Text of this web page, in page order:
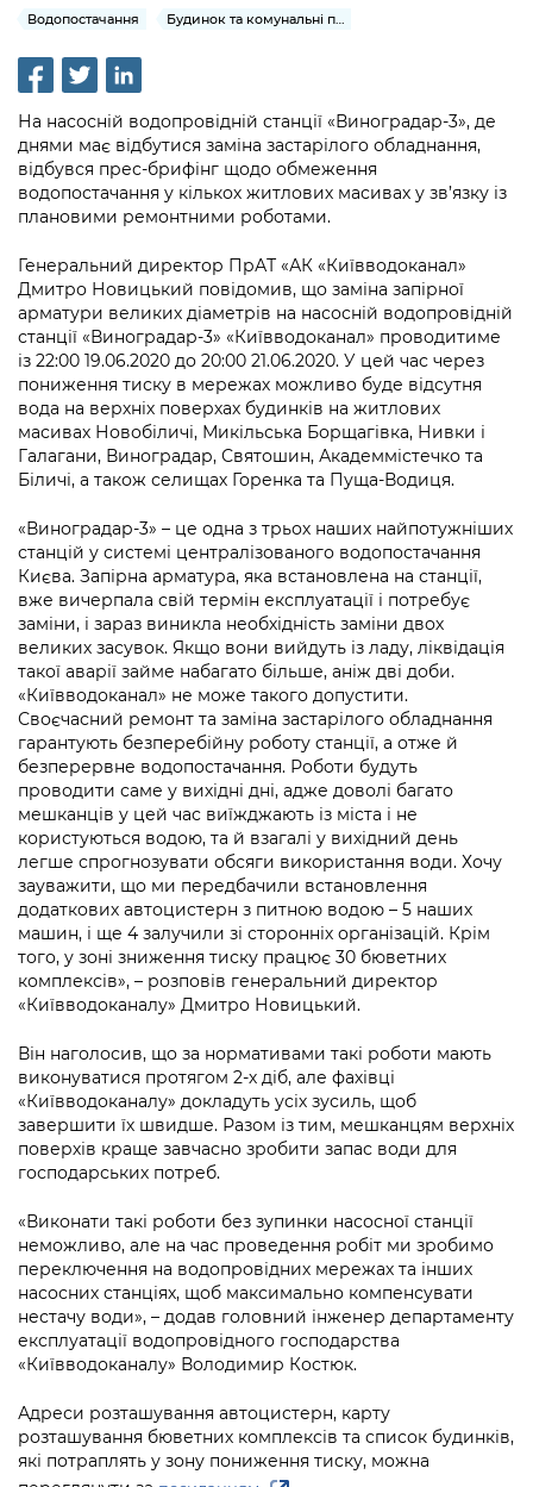
Рішення та розпорядження
Проєкти розпоряджень, що
перебувають на погодженні КМВА
Рішення Київради
Контактна інформація
Вакансії
Статистика
Звернення громадян
Регуляторна діяльність
Промисловість і наука Києва
Підприємства, установи, організації
Kyiv International Relations
Річні звіти
Гендерна політика
Безбар'єрність
Київська міська військова адміністрація
Освіта та навчальні заклади
Дороги, транспорт та парковки
Навколишнє середовище міста
Містобудування та земельні ділянки
Культура, спорт, дозвілля
Бізнес та ліцензування
Фінанси та бюджет
Безпека та правопорядок
Ритуальні послуги
Іноземцям / For foreigners
Пам'ятки культурної спадщини
Портал Захисників та Захисниць
Безбар'єрність
Портал послуг
Міський застосунок Київ Цифровий
Важливе під час воєнного стану
Громадська експертиза
Громадський бюджет
Консультації з громадськістю
Громадська рада
Петиції
Відкритий бюджет
Контактний центр
Допомога учасникам АТО
Рада з питань внутрішньо переміщених
осіб при Київській міській військовій
адміністрації
«Ініціатива «Партнерство «Відкритий
Уряд» – місцевий рівень»
Важливе під час воєнного стану
Інформація з обмеженим доступом
Проекти нормативно-правових та
інших актів
Нормативна база
Питання і відповіді про публічну
інформацію
Порядок оскарження рішень, дій чи
бездіяльності розпорядників інформації
Звіти про опрацювання запитів на
публічну інформацію
Про відкриті дані
Портал даних Києва
Публічні дашборди
Медіагалерея
Підписатися на новини та анонси від
from the KCSA
Порядок акредитації медіа /
Accreditation process
Подати журналістський запит /
Submitting a media request
Зйомки в лікарнях в умовах воєнного
стану / Rules for media coverage of
hospitals at work under martial law
Контакти для медіа / Contacts for mass
media
Водопостачання Будинок та комунальні послуги
На насосній водопровідній станції «Виноградар-3», де
днями має відбутися заміна застарілого обладнання,
відбувся прес-брифінг щодо обмеження
водопостачання у кількох житлових масивах у зв’язку із
плановими ремонтними роботами.
Генеральний директор ПрАТ «АК «Київводоканал»
Дмитро Новицький повідомив, що заміна запірної
арматури великих діаметрів на насосній водопровідній
станції «Виноградар-3» «Київводоканал» проводитиме
із 22:00 19.06.2020 до 20:00 21.06.2020. У цей час через
пониження тиску в мережах можливо буде відсутня
вода на верхніх поверхах будинків на житлових
масивах Новобіличі, Микільська Борщагівка, Нивки і
Галагани, Виноградар, Святошин, Академмістечко та
Біличі, а також селищах Горенка та Пуща-Водиця.
«Виноградар-3» – це одна з трьох наших найпотужніших
станцій у системі централізованого водопостачання
Києва. Запірна арматура, яка встановлена на станції,
вже вичерпала свій термін експлуатації і потребує
заміни, і зараз виникла необхідність заміни двох
великих засувок. Якщо вони вийдуть із ладу, ліквідація
такої аварії займе набагато більше, аніж дві доби.
«Київводоканал» не може такого допустити.
Своєчасний ремонт та заміна застарілого обладнання
гарантують безперебійну роботу станції, а отже й
безперервне водопостачання. Роботи будуть
проводити саме у вихідні дні, адже доволі багато
мешканців у цей час виїжджають із міста і не
користуються водою, та й взагалі у вихідний день
легше спрогнозувати обсяги використання води. Хочу
зауважити, що ми передбачили встановлення
додаткових автоцистерн з питною водою – 5 наших
машин, і ще 4 залучили зі сторонніх організацій. Крім
того, у зоні зниження тиску працює 30 бюветних
комплексів», – розповів генеральний директор
«Київводоканалу» Дмитро Новицький.
Він наголосив, що за нормативами такі роботи мають
виконуватися протягом 2-х діб, але фахівці
«Київводоканалу» докладуть усіх зусиль, щоб
завершити їх швидше. Разом із тим, мешканцям верхніх
поверхів краще завчасно зробити запас води для
господарських потреб.
«Виконати такі роботи без зупинки насосної станції
неможливо, але на час проведення робіт ми зробимо
переключення на водопровідних мережах та інших
насосних станціях, щоб максимально компенсувати
нестачу води», – додав головний інженер департаменту
експлуатації водопровідного господарства
«Київводоканалу» Володимир Костюк.
Адреси розташування автоцистерн, карту
розташування бюветних комплексів та список будинків,
які потраплять у зону пониження тиску, можна